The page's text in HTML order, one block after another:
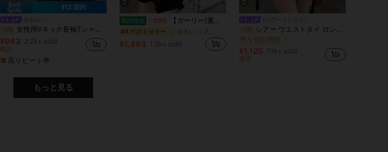
¥12 節約
-1% 女性用Vネック長袖Tシャツ、多用途な日よけ、春夏に適しています ホワイト
¥963 2.2k+ sold
概算
高リピート率
国内発送 -20% 【ガーリー/夏新作】2026夏新作 水玉 ピーターパンカラーブラウス 半袖 ウエストマーク レディース
#4 ベストセラー
¥1,463 1.2k+ sold
4
-1% シアー ウエストタイ ロング袖 ルーズカバーアップ、春カジュアル フラッタリングシルエット
#2 ベストセラー
売り切れ間近！
#2 ベストセラー
売り切れ間近！
#2 ベストセラー
売り切れ間近！
#2 ベストセラー に ゆるい ベーシックなカジュアルTシャツ
売り切れ間近！
¥1,125 10k+ sold
概算
もっと見る